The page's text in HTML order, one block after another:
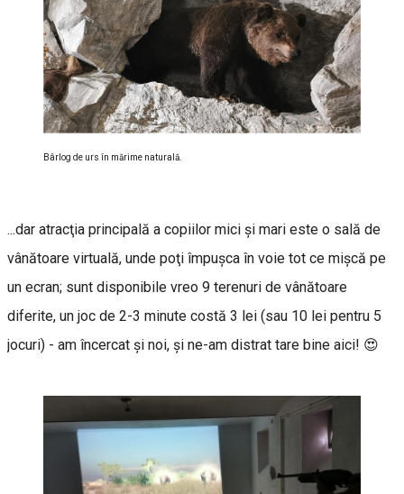
Bârlog de urs în mărime naturală.
...dar atracţia principală a copiilor mici şi mari este o sală de
vânătoare virtuală, unde poţi împuşca în voie tot ce mişcă pe
un ecran; sunt disponibile vreo 9 terenuri de vânătoare
diferite, un joc de 2-3 minute costă 3 lei (sau 10 lei pentru 5
jocuri) - am încercat şi noi, şi ne-am distrat tare bine aici! 😍